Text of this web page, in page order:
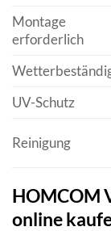
Montage
erforderlich
UV-Schutz
Reinigung
HOMCOM
online